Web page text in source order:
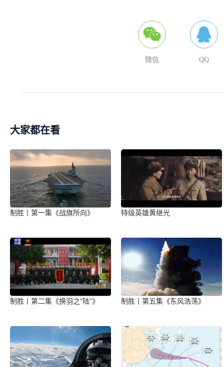
微信 QQ
大家都在看
制胜丨第一集《战旗所向》 特级英雄黄继光
制胜丨第二集《换羽之“陆”》 制胜丨第五集《东风浩荡》